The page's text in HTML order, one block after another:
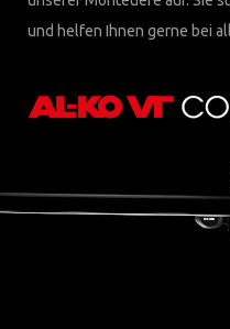
und helfen Ihnen gerne bei